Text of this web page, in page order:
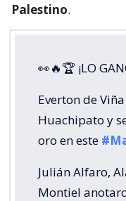
Palestino.
👀🔥🏆 ¡LO
Everton de
Huachipato y
oro en este
Julián Alfaro,
Montiel